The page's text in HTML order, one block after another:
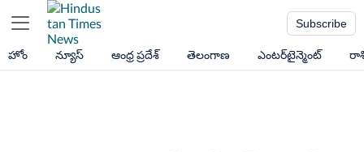
Subscribe
హోం న్యూస్ ఆంధ్ర ప్రదేశ్ తెలంగాణ ఎంటర్‌టైన్మెంట్